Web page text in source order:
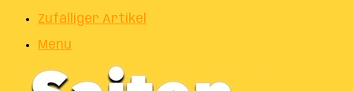
Zufälliger Artikel
Menu